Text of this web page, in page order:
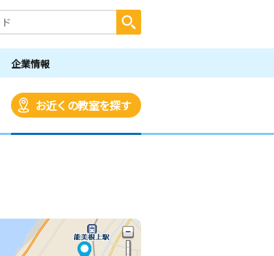
企業情報
お近くの教室を探す